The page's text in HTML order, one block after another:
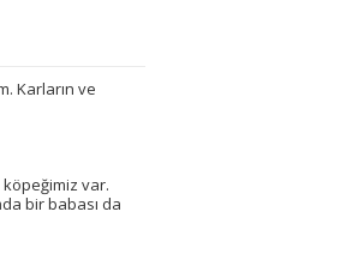
Karların ve
var.
bir babası da